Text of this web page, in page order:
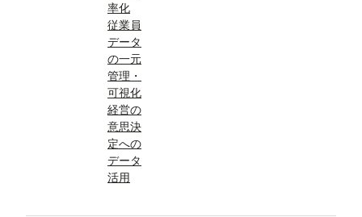
率化
従業員
データ
の一元
管理・
可視化
経営の
意思決
定への
データ
活用